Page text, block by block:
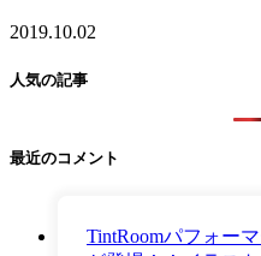
2019.10.02
人気の記事
最近のコメント
TintRoomパフォー